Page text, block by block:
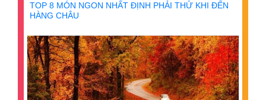
TOP 8 MÓN NGON NHẤT ĐỊNH PHẢI THỬ KHI ĐẾN
HÀNG CHÂU